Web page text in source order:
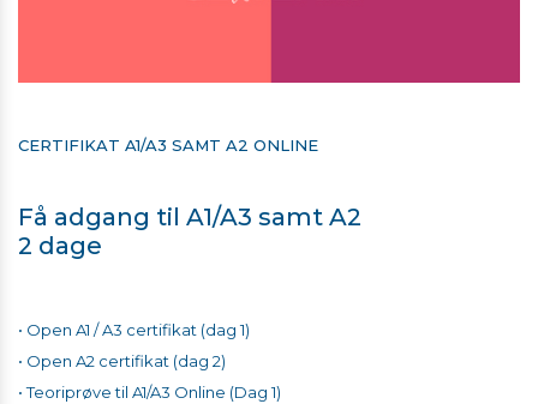
CERTIFIKAT A1/A3 SAMT A2 ONLINE
Få adgang til A1/A3 samt A2
2 dage
• Open A1 / A3 certifikat (dag 1)
• Open A2 certifikat (dag 2)
• Teoriprøve til A1/A3 Online (Dag 1)